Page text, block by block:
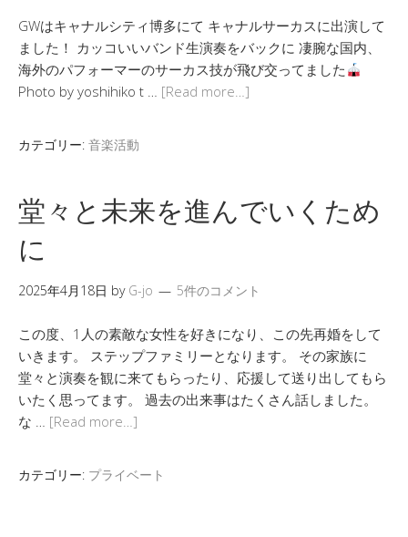
GWはキャナルシティ博多にて キャナルサーカスに出演して
ました！ カッコいいバンド生演奏をバックに 凄腕な国内、
海外のパフォーマーのサーカス技が飛び交ってました
Photo by yoshihiko t … [Read more…]
カテゴリー: 音楽活動
堂々と未来を進んでいくため
に
2025年4月18日 by G-jo 5件のコメント
この度、1人の素敵な女性を好きになり、この先再婚をして
いきます。 ステップファミリーとなります。 その家族に
堂々と演奏を観に来てもらったり、応援して送り出してもら
いたく思ってます。 過去の出来事はたくさん話しました。
な … [Read more…]
カテゴリー: プライベート